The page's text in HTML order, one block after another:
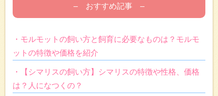
– おすすめ記事 –
・モルモットの飼い方と飼育に必要なものは？モルモ
ットの特徴や価格を紹介
・【シマリスの飼い方】シマリスの特徴や性格、価格
は？人になつくの？